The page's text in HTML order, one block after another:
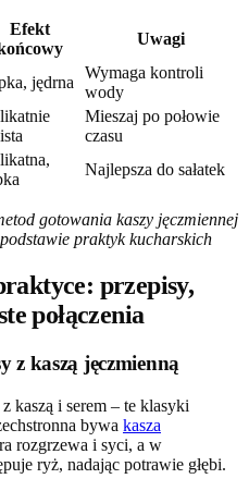
Efekt
Uwagi
jędrna
Wymaga kontroli
wody
Mieszaj po połowie
czasu
Najlepsza do sałatek
gotowania kaszy jęczmiennej
praktyk kucharskich
przepisy,
połączenia
z kaszą jęczmienną
kaszą i serem – te klasyki
bywa kasza
rozgrzewa i syci, a w
ryż, nadając potrawie głębi.